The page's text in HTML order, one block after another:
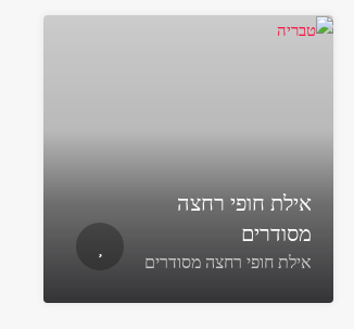
אילת חופי רחצה
מסודרים
אילת חופי רחצה מסודרים